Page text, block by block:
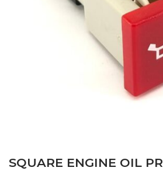
SQUARE ENGINE OIL